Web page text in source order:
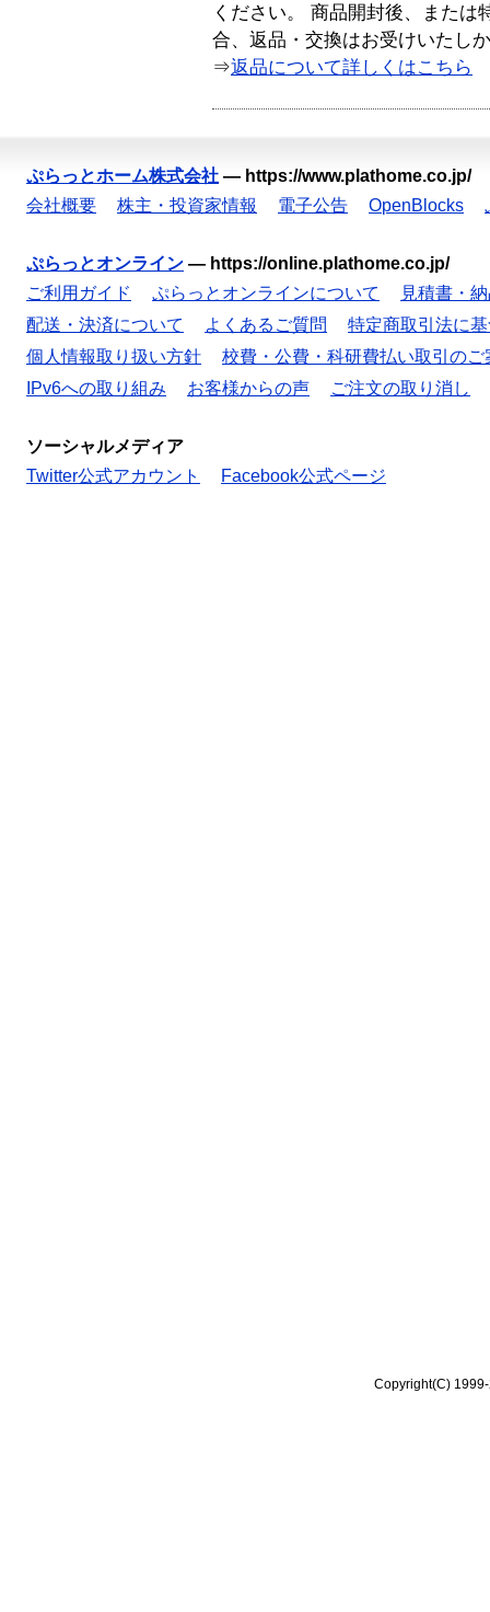
ください。 商品開封後、または
合、返品・交換はお受けいたし
⇒返品について詳しくはこちら
ぷらっとホーム株式会社 — https://www.plathome.co.jp/
会社概要
株主・投資家情報 電子公告 OpenBlocks
ぷらっとオンライン — https://online.plathome.co.jp/
ご利用ガイド
ぷらっとオンラインについて
見積書・
配送・決済について
よくあるご質問
特定商取引法に
個人情報取り扱い方針
校費・公費・科研費払い取引のご
IPv6への取り組み
お客様からの声 ご注文の取り消し
ソーシャルメディア
Twitter公式アカウント
Facebook公式ページ
Copyright(C)